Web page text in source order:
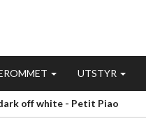
UTSTYR
off white - Petit Piao